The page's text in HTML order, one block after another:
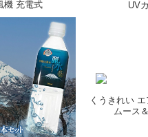
機 充電式
UV
くうきれい
ムース